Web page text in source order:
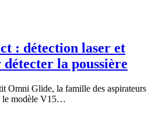
: détection laser et
la poussière
Omni Glide, la famille des aspirateurs
le modèle V15…